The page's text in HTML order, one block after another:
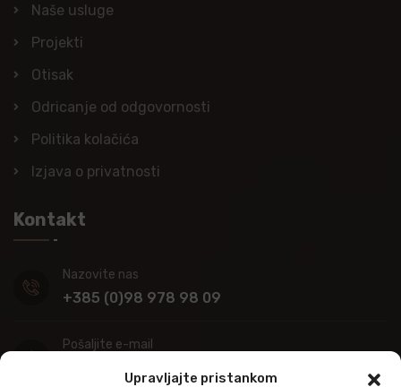
Upravljajte pristankom
Naše usluge
Projekti
Otisak
Odricanje od odgovornosti
Politika kolačića
Izjava o privatnosti
Kontakt
Nazovite nas
+385 (0)98 978 98 09
Pošaljite e-mail